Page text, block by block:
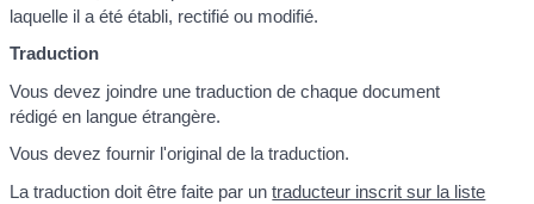
laquelle il a été établi, rectifié ou modifié.
Traduction
Vous devez joindre une traduction de chaque document
rédigé en langue étrangère.
Vous devez fournir l'original de la traduction.
La traduction doit être faite par untraducteur inscrit sur la liste